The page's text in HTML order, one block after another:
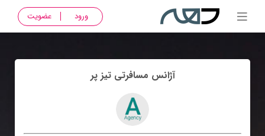
ورود عضویت
آژانس مسافرتی تيز پر